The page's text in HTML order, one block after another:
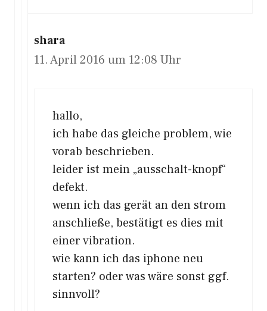
shara
11. April 2016 um 12:08 Uhr
hallo,
ich habe das gleiche problem, wie
vorab beschrieben.
leider ist mein „ausschalt-knopf“
defekt.
wenn ich das gerät an den strom
anschließe, bestätigt es dies mit
einer vibration.
wie kann ich das iphone neu
starten? oder was wäre sonst ggf.
sinnvoll?